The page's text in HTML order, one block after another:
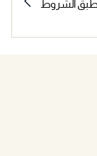
تطبق الشروط